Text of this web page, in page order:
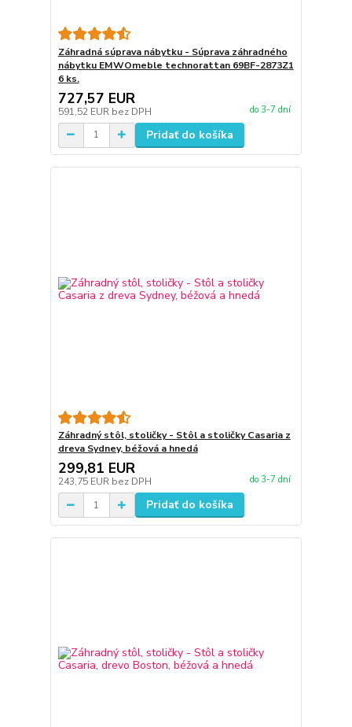
Záhradná súprava nábytku - Súprava záhradného
nábytku EMWOmeble technorattan 69BF-2873Z1
6 ks.
727,57 EUR
591,52 EUR bez DPH do 3-7 dní
Pridať do košíka
Záhradný stôl, stoličky - Stôl a stoličky Casaria z
dreva Sydney, béžová a hnedá
299,81 EUR
243,75 EUR bez DPH do 3-7 dní
Pridať do košíka